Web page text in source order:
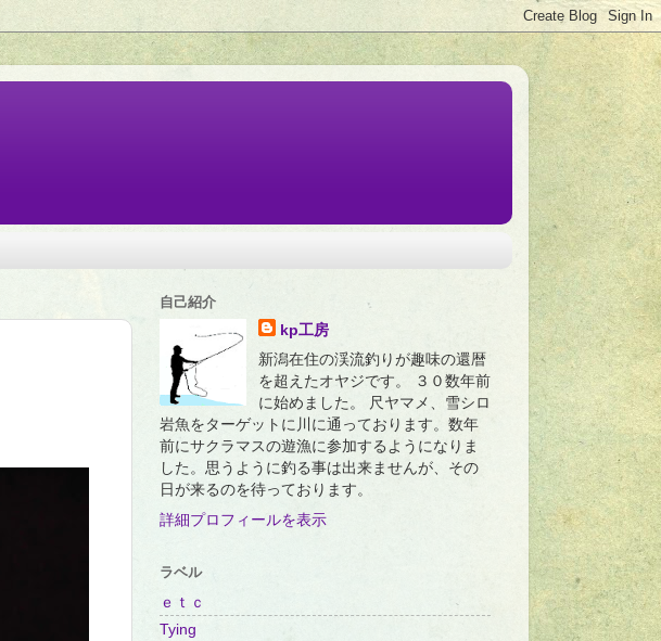
自己紹介
kp工房
新潟在住の渓流釣りが趣味の還暦
を超えたオヤジです。 ３０数年前
に始めました。 尺ヤマメ、雪シロ
岩魚をターゲットに川に通っております。数年
前にサクラマスの遊漁に参加するようになりま
した。思うように釣る事は出来ませんが、その
日が来るのを待っております。
詳細プロフィールを表示
ラベル
ｅｔｃ
Tying